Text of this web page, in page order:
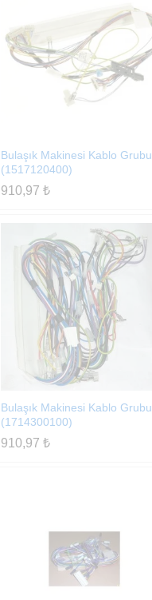
Bulaşık Makinesi Kablo Grubu
(1517120400)
910,97 ₺
Bulaşık Makinesi Kablo Grubu
(1714300100)
910,97 ₺